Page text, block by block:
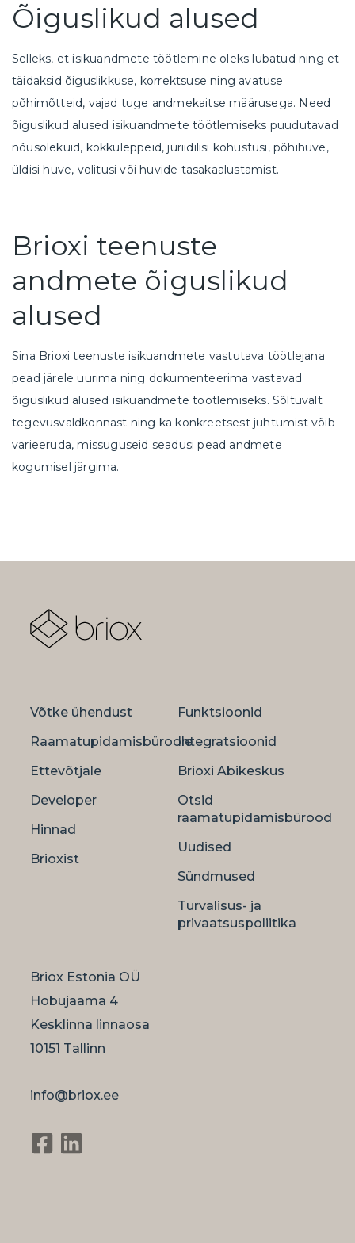
Õiguslikud alused
Selleks, et isikuandmete töötlemine oleks lubatud ning et
täidaksid õiguslikkuse, korrektsuse ning avatuse
põhimõtteid, vajad tuge andmekaitse määrusega. Need
õiguslikud alused isikuandmete töötlemiseks puudutavad
nõusolekuid, kokkuleppeid, juriidilisi kohustusi, põhihuve,
üldisi huve, volitusi või huvide tasakaalustamist.
Brioxi teenuste
andmete õiguslikud
alused
Sina Brioxi teenuste isikuandmete vastutava töötlejana
pead järele uurima ning dokumenteerima vastavad
õiguslikud alused isikuandmete töötlemiseks. Sõltuvalt
tegevusvaldkonnast ning ka konkreetsest juhtumist võib
varieeruda, missuguseid seadusi pead andmete
kogumisel järgima.
Võtke ühendust
Raamatupidamisbüroole
Ettevõtjale
Developer
Hinnad
Brioxist
Funktsioonid
Integratsioonid
Brioxi Abikeskus
Otsid
raamatupidamisbürood
Uudised
Sündmused
Turvalisus- ja
privaatsuspoliitika
Briox Estonia OÜ
Hobujaama 4
Kesklinna linnaosa
10151 Tallinn
info@briox.ee